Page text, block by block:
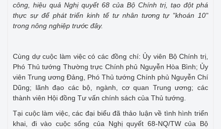
công, hiệu quả Nghị quyết 68 của Bộ Chính trị, tạo đột phá
thực sự để phát triển kinh tế tư nhân tương tự "khoán 10"
trong nông nghiệp trước đây.
Cùng dự cuộc làm việc có các đồng chí: Ủy viên Bộ Chính trị,
Phó Thủ tướng Thường trực Chính phủ Nguyễn Hòa Bình; Ủy
viên Trung ương Đảng, Phó Thủ tướng Chính phủ Nguyễn Chí
Dũng; lãnh đạo các bộ, ngành, cơ quan Trung ương; các
thành viên Hội đồng Tư vấn chính sách của Thủ tướng.
Tại cuộc làm việc, các đại biểu đã thảo luận về tình hình triển
khai, đi vào cuộc sống của Nghị quyết 68-NQ/TW của Bộ